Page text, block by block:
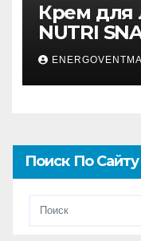
Крем для
NUTRI
муцина
ENERGOVENTMA
Поиск По Сайту